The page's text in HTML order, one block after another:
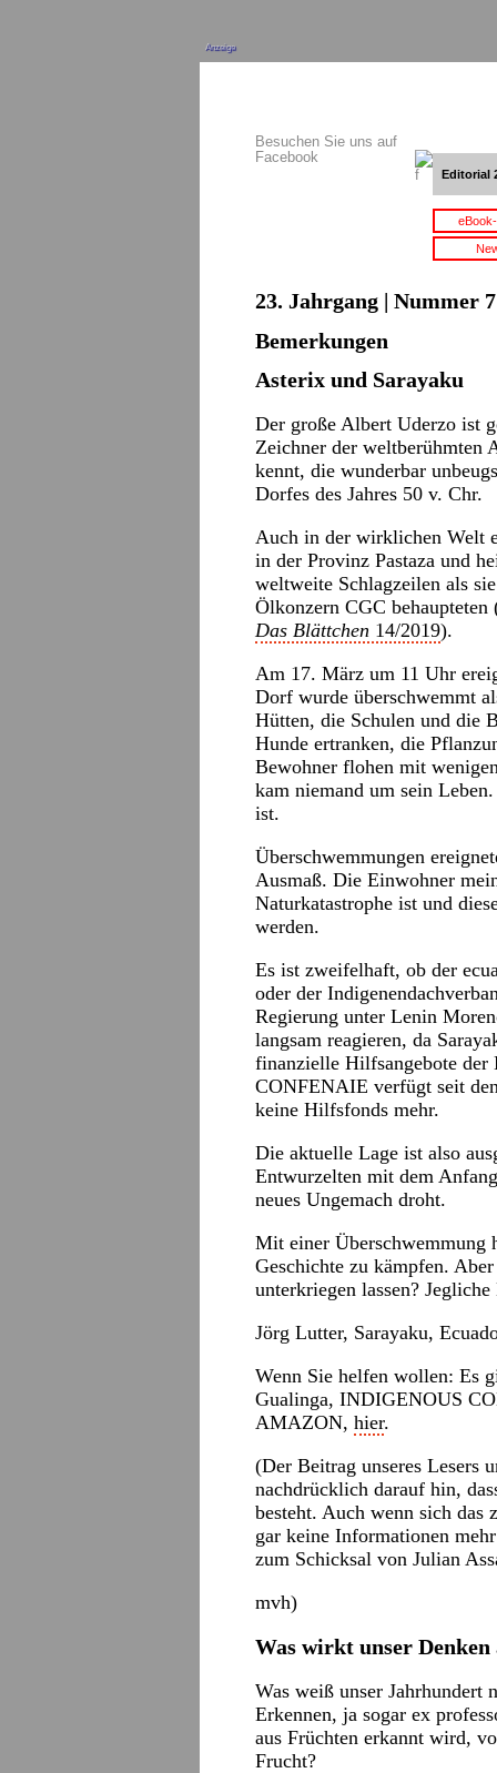
Anzeige
Besuchen Sie uns auf
Facebook
Editorial
23. Jahrgang | Nummer
Bemerkungen
Asterix und Sarayaku
Der große Albert Uderzo ist
Zeichner der weltberühmten
kennt, die wunderbar
Dorfes des Jahres 50 v. Chr.
Auch in der wirklichen Welt
in der Provinz Pastaza und
weltweite Schlagzeilen als
Ölkonzern CGC behaupteten
Das Blättchen 14/2019).
Am 17. März um 11 Uhr
Dorf wurde überschwemmt
Hütten, die Schulen und die
Hunde ertranken, die
Bewohner flohen mit
kam niemand um sein
ist.
Überschwemmungen
Ausmaß. Die Einwohner
Naturkatastrophe ist und
werden.
Es ist zweifelhaft, ob der
oder der
Regierung unter Lenin
langsam reagieren, da
finanzielle Hilfsangebote
CONFENAIE verfügt seit
keine Hilfsfonds mehr.
Die aktuelle Lage ist also
Entwurzelten mit dem
neues Ungemach droht.
Mit einer Überschwemmung
Geschichte zu kämpfen.
unterkriegen lassen?
Jörg Lutter, Sarayaku,
Wenn Sie helfen wollen: Es
Gualinga, INDIGENOUS
AMAZON, hier.
(Der Beitrag unseres Lesers
nachdrücklich darauf hin,
besteht. Auch wenn sich
gar keine Informationen
zum Schicksal von Julian
mvh)
Was wirkt unser
Was weiß unser
Erkennen, ja sogar ex
aus Früchten erkannt wird,
Frucht?